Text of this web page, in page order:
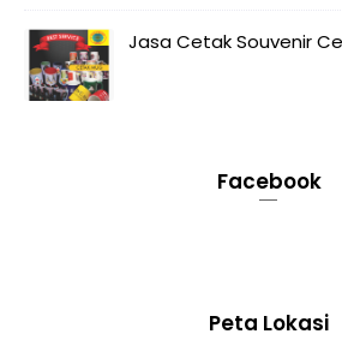
Jasa Cetak Souvenir
Facebook
Peta Lokasi